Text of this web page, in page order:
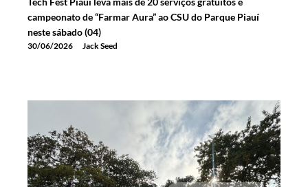
campeonato de “Farmar Aura” ao CSU do Parque Piauí
neste sábado (04)
30/06/2026 Jack Seed